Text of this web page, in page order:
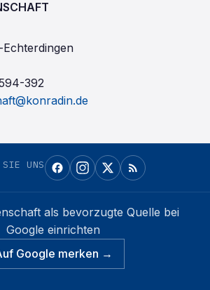
392
SIE UNS
als bevorzugte Quelle bei
Google einrichten
Google merken →